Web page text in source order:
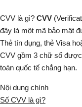
CVV là gì? CVV
đây là một mã bảo mật
Thẻ tín dụng, thẻ Visa
CVV gồm 3 chữ số
toán quốc tế chẳng hạn.
Nội dung chính
Số CVV là gì?